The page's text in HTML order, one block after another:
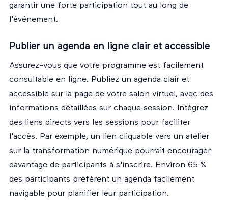
garantir une forte participation tout au long de
l'événement.
Publier un agenda en ligne clair et accessible
Assurez-vous que votre programme est facilement
consultable en ligne. Publiez un agenda clair et
accessible sur la page de votre salon virtuel, avec des
informations détaillées sur chaque session. Intégrez
des liens directs vers les sessions pour faciliter
l'accès. Par exemple, un lien cliquable vers un atelier
sur la transformation numérique pourrait encourager
davantage de participants à s'inscrire. Environ 65 %
des participants préfèrent un agenda facilement
navigable pour planifier leur participation.